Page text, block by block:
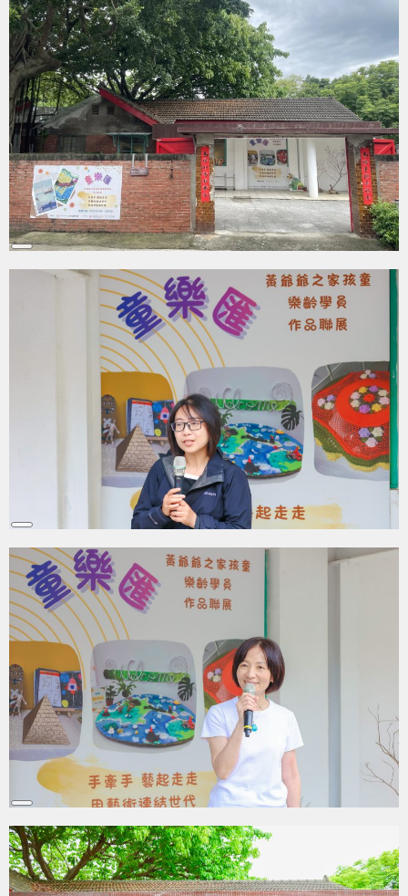
Long
Description
Long
Description
Long
Description